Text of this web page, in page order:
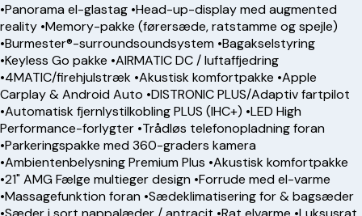
•Panorama el-glastag •Head-up-display med augmented
reality •Memory-pakke (førersæde, ratstamme og spejle)
•Burmester®-surroundsoundsystem •Bagakselstyring
•Keyless Go pakke •AIRMATIC DC / luftaffjedring
•4MATIC/firehjulstræk •Akustisk komfortpakke •Apple
Carplay & Android Auto •DISTRONIC PLUS/Adaptiv fartpilot
•Automatisk fjernlystilkobling PLUS (IHC+) •LED High
Performance-forlygter •Trådløs telefonopladning foran
•Parkeringspakke med 360-graders kamera
•Ambientenbelysning Premium Plus •Akustisk komfortpakke
•21" AMG Fælge multieger design •Forrude med el-varme
•Massagefunktion foran •Sædeklimatisering for & bagsæder